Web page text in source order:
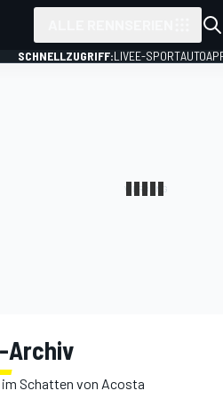
SCHNELLZUGRIFF:LIVEE-SPORTAUTO
Archiv
im Schatten von Acosta